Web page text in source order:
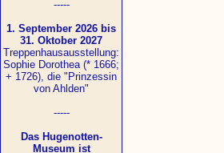
-----
1. September 2026 bis
31. Oktober 2027
Treppenhausausstellung:
Sophie Dorothea (* 1666;
+ 1726), die "Prinzessin
von Ahlden"
-----
Das Hugenotten-
Museum ist